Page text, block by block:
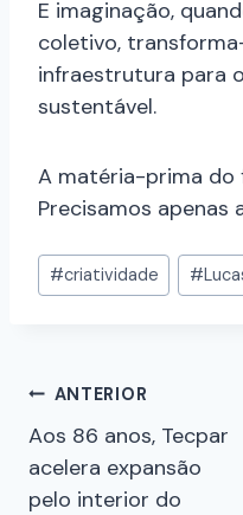
E imaginação,
coletivo,
infraestrutura para
sustentável.
A matéria-prima do
Precisamos apenas
#criatividade #
ANTERIOR
Aos 86 anos, Tecpar
acelera expansão
pelo interior do